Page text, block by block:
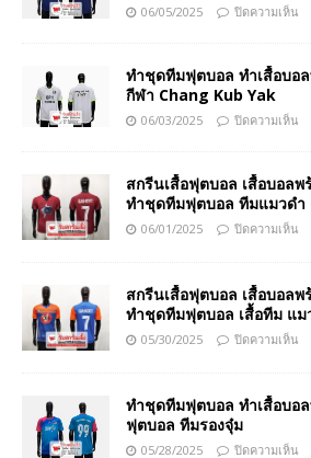
06/05/2025 ปิดความเห็น
ทำชุดทีมฟุตบอล ทำเสื้อบอ
กีฬา Chang Kub Yak
06/03/2025 ปิดความเห็น
สกรีนเสื้อฟุตบอล เสื้อบอล
ทำชุดทีมฟุตบอล ทีมแมวดำ
06/01/2025 ปิดความเห็น
สกรีนเสื้อฟุตบอล เสื้อบอล
ทำชุดทีมฟุตบอล เสื้อทีม แม
05/30/2025 ปิดความเห็น
ทำชุดทีมฟุตบอล ทำเสื้อบอ
ฟุตบอล ทีมรองจุ๋ม
05/28/2025 ปิดความเห็น